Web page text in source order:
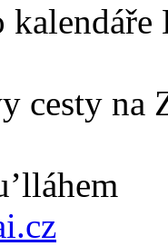
cesty na